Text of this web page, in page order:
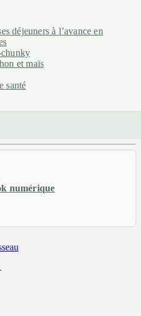
déjeuners à l’avance en
chunky
et maïs
santé
numérique